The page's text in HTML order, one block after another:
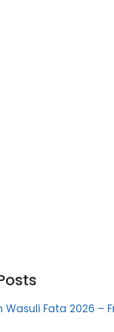
Wasuli Fata 2026 –